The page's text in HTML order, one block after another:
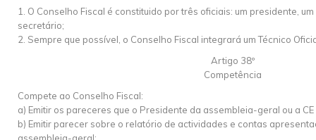
1. O Conselho Fiscal é constituido por três oficiais: um presidente,
secretário;
2. Sempre que possível, o Conselho Fiscal integrará um Técnico
Artigo 38º
Competência
Compete ao Conselho Fiscal:
a) Emitir os pareceres que o Presidente da assembleia-geral ou a
b) Emitir parecer sobre o relatório de actividades e contas